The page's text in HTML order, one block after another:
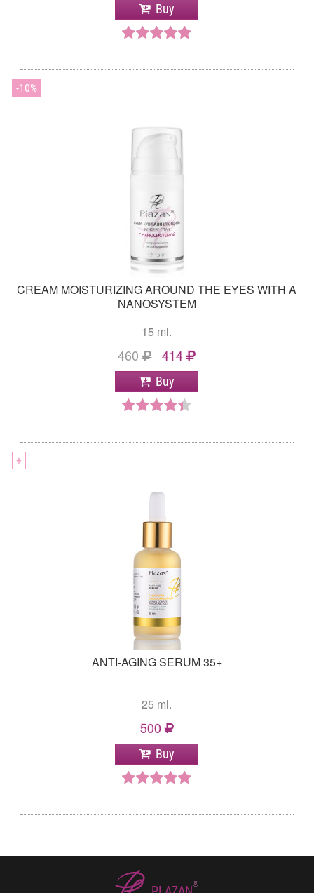
Buy
10
CREAM MOISTURIZING AROUND THE EYES WITH A
NANOSYSTEM
15 ml.
460 414
Buy
+
ANTI-AGING SERUM 35+
25 ml.
500
Buy
®